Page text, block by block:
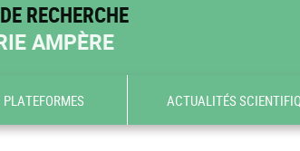
RECHERCHE
AMPÈRE
ACTUALITÉS